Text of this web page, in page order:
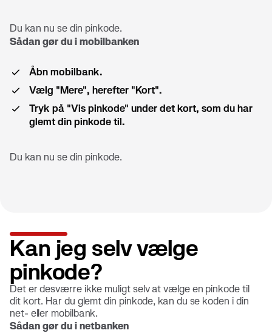
Du kan nu se din pinkode.
Sådan gør du i mobilbanken
Åbn mobilbank.
Vælg "Mere", herefter "Kort".
Tryk på "Vis pinkode" under det kort, som du har
glemt din pinkode til.
Du kan nu se din pinkode.
Kan jeg selv vælge
pinkode?
Det er desværre ikke muligt selv at vælge en pinkode til
dit kort. Har du glemt din pinkode, kan du se koden i din
net- eller mobilbank.
Sådan gør du i netbanken